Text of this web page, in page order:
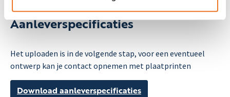
Aanleverspecificaties
Het uploaden is in de volgende stap, voor een eventueel
ontwerp kan je contact opnemen met plaatprinten
Download aanleverspecificaties